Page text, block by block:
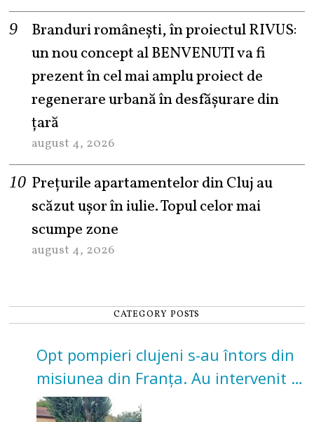
Branduri românești, în proiectul RIVUS:
un nou concept al BENVENUTI va fi
prezent în cel mai amplu proiect de
regenerare urbană în desfășurare din
țară
august 4, 2026
Prețurile apartamentelor din Cluj au
scăzut ușor în iulie. Topul celor mai
scumpe zone
august 4, 2026
CATEGORY POSTS
Opt pompieri clujeni s-au întors din
misiunea din Franța. Au intervenit la
incendii de vegetație și pădure